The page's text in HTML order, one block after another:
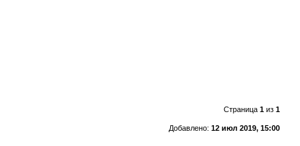
Страница 1из 1
Добавлено: 12 июл 2019, 15:00